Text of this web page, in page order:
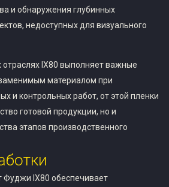
и обнаружения глубинных
недоступных для визуального
отраслях IX80 выполняет важные
материалом при
и контрольных работ, от этой пленки
готовой продукции, но и
этапов производственного
Фуджи IX80 обеспечивает